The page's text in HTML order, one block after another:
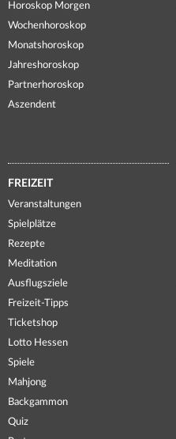
Horoskop Morgen
Wochenhoroskop
Monatshoroskop
Jahreshoroskop
Partnerhoroskop
Aszendent
FREIZEIT
Veranstaltungen
Spielplätze
Rezepte
Meditation
Ausflugsziele
Freizeit-Tipps
Ticketshop
Lotto Hessen
Spiele
Mahjong
Backgammon
Quiz